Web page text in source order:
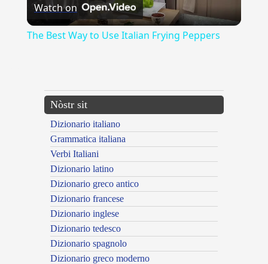
Video
Watch on
The Best Way to Use Italian Frying Peppers
Nòstr sit
Dizionario italiano
Grammatica italiana
Verbi Italiani
Dizionario latino
Dizionario greco antico
Dizionario francese
Dizionario inglese
Dizionario tedesco
Dizionario spagnolo
Dizionario greco moderno